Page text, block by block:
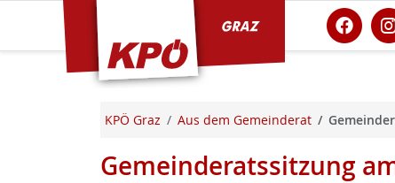
KPÖ Graz Aus dem Gemeinderat
Gemeinderatssitzung